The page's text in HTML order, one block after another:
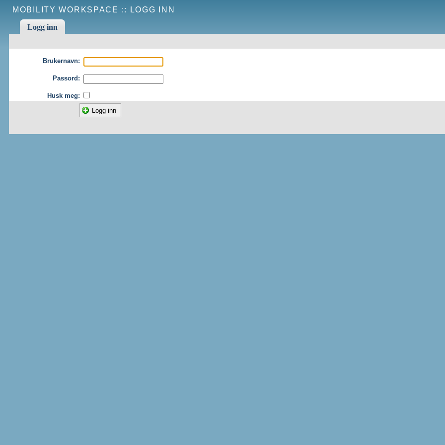
MOBILITY WORKSPACE :: LOGG INN
Logg inn
Brukernavn:
Passord:
Husk meg: